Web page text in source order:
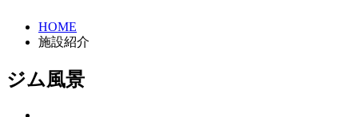
HOME
施設紹介
ジム風景